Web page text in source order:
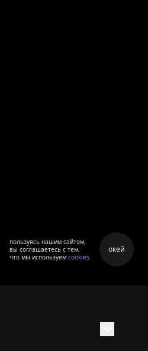
пользуясь нашим сайтом,
вы соглашаетесь с тем,
что мы используем cookies
окей